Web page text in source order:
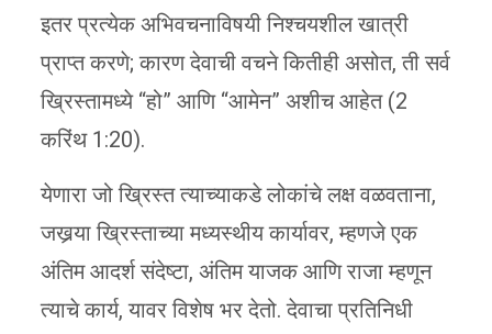
इतर प्रत्येक अभिवचनाविषयी निश्चयशील खात्री
प्राप्त करणे; कारण देवाची वचने कितीही असोत, ती सर्व
ख्रिस्तामध्ये “हो” आणि “आमेन” अशीच आहेत (2
करिंथ 1:20).
येणारा जो ख्रिस्त त्याच्याकडे लोकांचे लक्ष वळवताना,
जखर्‍या ख्रिस्ताच्या मध्यस्थीय कार्यावर, म्हणजे एक
अंतिम आदर्श संदेष्टा, अंतिम याजक आणि राजा म्हणून
त्याचे कार्य, यावर विशेष भर देतो. देवाचा प्रतिनिधी